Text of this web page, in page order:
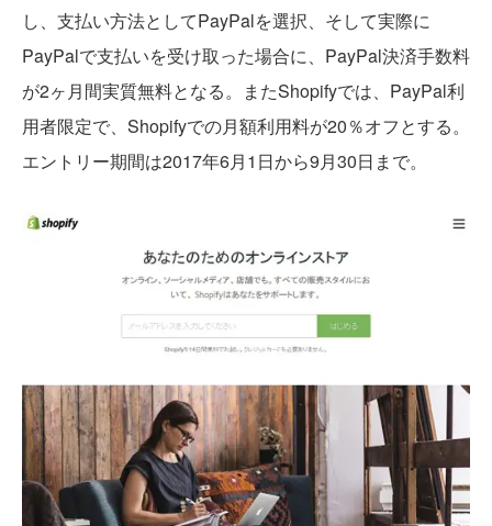
し、支払い方法としてPayPalを選択、そして実際に
PayPalで支払いを受け取った場合に、PayPal決済手数料
が2ヶ月間実質無料となる。またShopifyでは、PayPal利
用者限定で、Shopifyでの月額利用料が20％オフとする。
エントリー期間は2017年6月1日から9月30日まで。